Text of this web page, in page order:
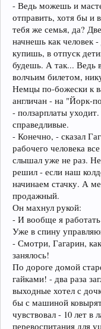
- Ведь можешь и
отправить, хотя бы
тебя же семья, да?
начнешь как
купишь, в отпуск
будешь. А так... Ведь
волчьим билетом,
Немцы по-божески к
англичан - на "Йорк-
- ползарплаты
справедливые.
- Конечно, - сказал
рабочего человека
слышал уже не раз.
решил - если наш
начинаем стачку. А
продажный.
Он махнул рукой:
- И вообще я
Уже в спину
- Смотри, Гагарин,
занялось!
По дороге домой
гайками! - два раза
выходные хотел с
бы с машиной
чувствовал - 10 лет в
перевоспитания для